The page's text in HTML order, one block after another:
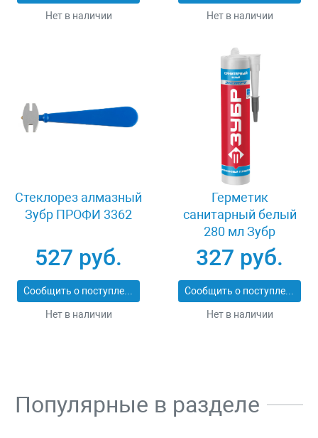
Нет в наличии Нет в наличии
Стеклорез алмазный
Зубр ПРОФИ 3362
527 руб.
Сообщить о поступлении
Нет в наличии
Герметик
санитарный белый
280 мл Зубр
ЭКСПЕРТ 41235-0
327 руб.
Сообщить о поступлении
Нет в наличии
Популярные в разделе